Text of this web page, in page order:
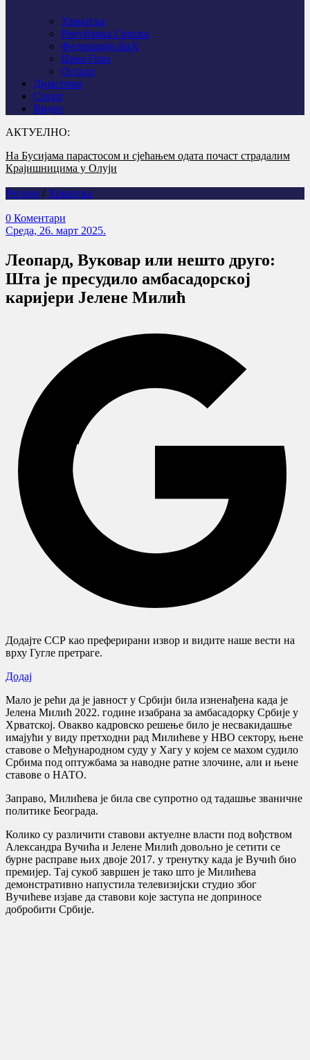
Хрватска
Република Српска
Федерација БиХ
Црна Гора
Остало
Дијаспора
Спорт
Видео
АКТУЕЛНО:
Годишњица страдања српских цивила на Петровачкој цести –
злочин без казне
Регион / Хрватска
0 Коментари
Cреда, 26. март 2025.
Леопард, Вуковар или нешто друго:
Шта је пресудило амбасадорској
каријери Јелене Милић
Додајте ССР као преферирани извор и видите наше вести на
врху Гугле претраге.
Додај
Мало је рећи да је јавност у Србији била изненађена када је
Јелена Милић 2022. године изабрана за амбасадорку Србије у
Хрватској. Овакво кадровско решење било је несвакидашње
имајући у виду претходни рад Милићеве у НВО сектору, њене
ставове о Међународном суду у Хагу у којем се махом судило
Србима под оптужбама за наводне ратне злочине, али и њене
ставове о НАТО.
Заправо, Милићева је била све супротно од тадашње званичне
политике Београда.
Колико су различити ставови актуелне власти под вођством
Александра Вучића и Јелене Милић довољно је сетити се
бурне расправе њих двоје 2017. у тренутку када је Вучић био
премијер. Тај сукоб завршен је тако што је Милићева
демонстративно напустила телевизијски студио због
Вучићеве изјаве да ставови које заступа не доприносе
добробити Србије.